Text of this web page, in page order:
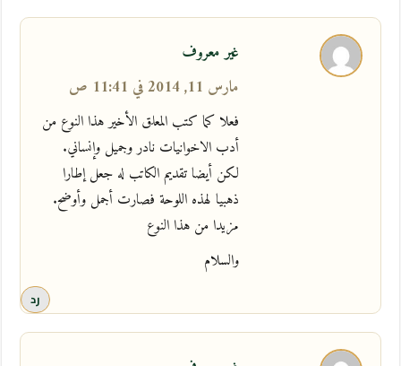
غير معروف
مارس 11, 2014 في 11:41 ص
فعلا كما كتب المعلق الأخير هذا النوع من
أدب الاخوانيات نادر وجميل وإنساني.
لكن أيضا تقديم الكاتب له جعل إطارا
ذهبيا لهذه اللوحة فصارت أجمل وأوضح.
مزيدا من هذا النوع
والسلام
رد